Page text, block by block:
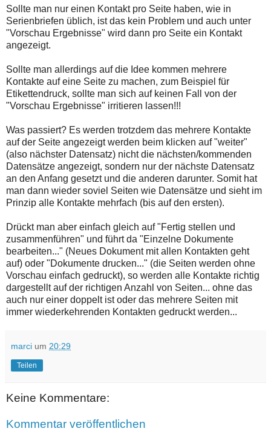
Sollte man nur einen Kontakt pro Seite haben, wie in
Serienbriefen üblich, ist das kein Problem und auch unter
"Vorschau Ergebnisse" wird dann pro Seite ein Kontakt
angezeigt.
Sollte man allerdings auf die Idee kommen mehrere
Kontakte auf eine Seite zu machen, zum Beispiel für
Etikettendruck, sollte man sich auf keinen Fall von der
"Vorschau Ergebnisse" irritieren lassen!!!
Was passiert? Es werden trotzdem das mehrere Kontakte
auf der Seite angezeigt werden beim klicken auf "weiter"
(also nächster Datensatz) nicht die nächsten/kommenden
Datensätze angezeigt, sondern nur der nächste Datensatz
an den Anfang gesetzt und die anderen darunter. Somit hat
man dann wieder soviel Seiten wie Datensätze und sieht im
Prinzip alle Kontakte mehrfach (bis auf den ersten).
Drückt man aber einfach gleich auf "Fertig stellen und
zusammenführen" und führt da "Einzelne Dokumente
bearbeiten..." (Neues Dokument mit allen Kontakten geht
auf) oder "Dokumente drucken..." (die Seiten werden ohne
Vorschau einfach gedruckt), so werden alle Kontakte richtig
dargestellt auf der richtigen Anzahl von Seiten... ohne das
auch nur einer doppelt ist oder das mehrere Seiten mit
immer wiederkehrenden Kontakten gedruckt werden...
marci um 20:29
Teilen
Keine Kommentare:
Kommentar veröffentlichen